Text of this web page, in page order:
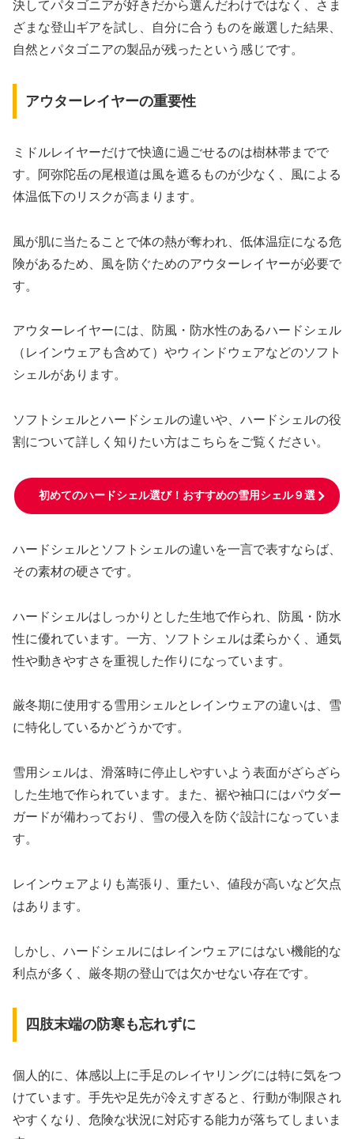
決してパタゴニアが好きだから選んだわけではなく、さま
ざまな登山ギアを試し、自分に合うものを厳選した結果、
自然とパタゴニアの製品が残ったという感じです。
アウターレイヤーの重要性
ミドルレイヤーだけで快適に過ごせるのは樹林帯までで
す。阿弥陀岳の尾根道は風を遮るものが少なく、風による
体温低下のリスクが高まります。
風が肌に当たることで体の熱が奪われ、低体温症になる危
険があるため、風を防ぐためのアウターレイヤーが必要で
す。
アウターレイヤーには、防風・防水性のあるハードシェル
（レインウェアも含めて）やウィンドウェアなどのソフト
シェルがあります。
ソフトシェルとハードシェルの違いや、ハードシェルの役
割について詳しく知りたい方はこちらをご覧ください。
初めてのハードシェル選び！おすすめの雪用シェル９選
ハードシェルとソフトシェルの違いを一言で表すならば、
その素材の硬さです。
ハードシェルはしっかりとした生地で作られ、防風・防水
性に優れています。一方、ソフトシェルは柔らかく、通気
性や動きやすさを重視した作りになっています。
厳冬期に使用する雪用シェルとレインウェアの違いは、雪
に特化しているかどうかです。
雪用シェルは、滑落時に停止しやすいよう表面がざらざら
した生地で作られています。また、裾や袖口にはパウダー
ガードが備わっており、雪の侵入を防ぐ設計になっていま
す。
レインウェアよりも嵩張り、重たい、値段が高いなど欠点
はあります。
しかし、ハードシェルにはレインウェアにはない機能的な
利点が多く、厳冬期の登山では欠かせない存在です。
四肢末端の防寒も忘れずに
個人的に、体感以上に手足のレイヤリングには特に気をつ
けています。手先や足先が冷えすぎると、行動が制限され
やすくなり、危険な状況に対応する能力が落ちてしまいま